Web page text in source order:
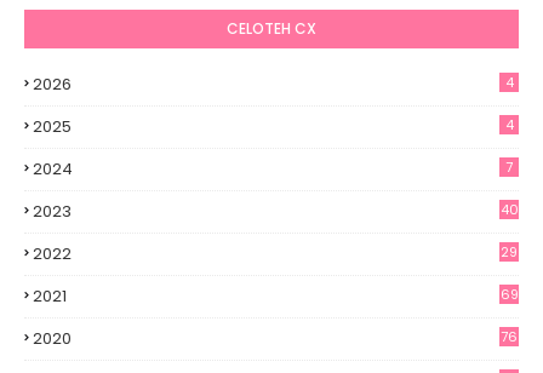
CELOTEH CX
2026 4
2025 4
2024 7
2023 40
2022 29
2021 69
2020 76